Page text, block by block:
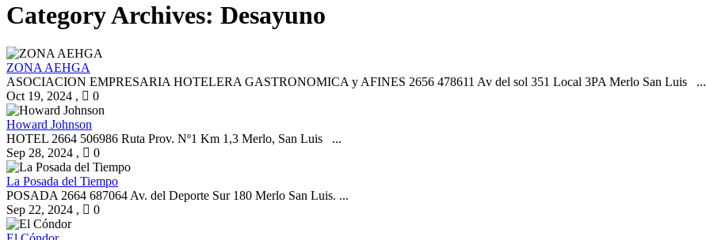
Category Archives: Desayuno
ZONA AEHGA
ASOCIACION EMPRESARIA HOTELERA GASTRONOMICA y AFINES 2656 478611 Av del sol 351 Local 3PA Merlo San Luis ...
Oct 19, 2024 , 0
Howard Johnson
HOTEL 2664 506986 Ruta Prov. Nº1 Km 1,3 Merlo, San Luis ...
Sep 28, 2024 , 0
La Posada del Tiempo
POSADA 2664 687064 Av. del Deporte Sur 180 Merlo San Luis. ...
Sep 22, 2024 , 0